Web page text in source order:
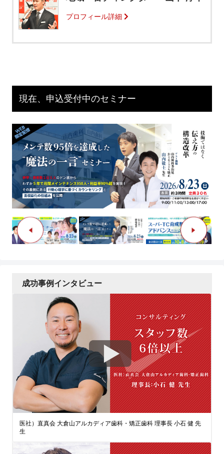
プロフィール詳細
現在、申込受付中のセミナー
成功事例インタビュー
医社）直真会 大倉山アルカディア歯科・矯正歯科 理事長 小石 健 先
生